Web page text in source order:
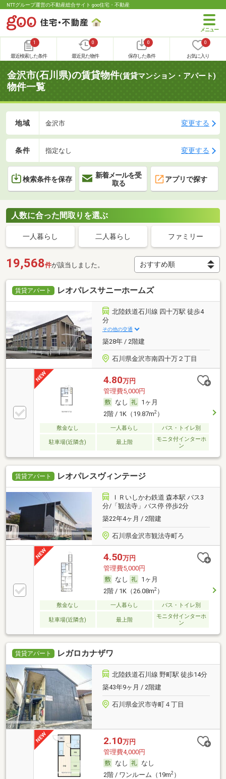
NTTグループ運営の不動産総合サイト goo住宅・不動産
1
最近検索した条件
0
最近見た物件
0
保存した条件
0
お気に入り
金沢市(石川県)の賃貸物件(賃貸マンション・アパート)
物件一覧
地域 金沢市 変更する
条件 指定なし 変更する
検索条件を保存
新着メールを受
取る
アプリで探す
人数に合った間取りを選ぶ
一人暮らし 二人暮らし ファミリー
19,568件が該当しました。
賃貸アパート レオパレスサニーホームズ
北陸鉄道石川線 四十万駅 徒歩4
分
その他の交通
築28年 / 2階建
石川県金沢市南四十万２丁目
4.80万円
管理費5,000円
なし
1ヶ月
2階 / 1K（19.87m2）
敷金なし 一人暮らし バス・トイレ別
駐車場(近隣含) 最上階
モニタ付インターホ
ン
賃貸アパート レオパレスヴィンテージ
ＩＲいしかわ鉄道 森本駅 バス3
分/「観法寺」バス停 停歩2分
築22年4ヶ月 / 2階建
石川県金沢市観法寺町ろ
4.50万円
管理費5,000円
なし
1ヶ月
2階 / 1K（26.08m2）
敷金なし 一人暮らし バス・トイレ別
駐車場(近隣含) 最上階
モニタ付インターホ
ン
賃貸アパート レガロカナザワ
北陸鉄道石川線 野町駅 徒歩14分
築43年9ヶ月 / 2階建
石川県金沢市寺町４丁目
2.10万円
管理費4,000円
なし
なし
2階 / ワンルーム（19m2）